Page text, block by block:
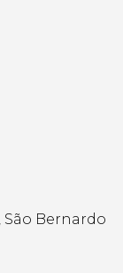
São Bernardo